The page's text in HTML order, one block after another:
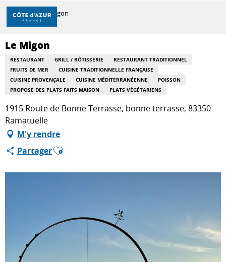
Aller
contenu
principal
DÉCOUVRIR
À FAIRE
SÉJOURNER
Accueil Le Migon
Le Migon
RESTAURANT GRILL / RÔTISSERIE
RESTAURANT TRADITIONNEL
FRUITS DE MER
CUISINE TRADITIONNELLE FRANÇAISE
CUISINE PROVENÇALE
CUISINE MÉDITERRANÉENNE
POISSON
PROPOSE DES PLATS FAITS MAISON
PLATS VÉGÉTARIENS
1915 Route de Bonne Terrasse, bonne terrasse, 83350
Ramatuelle
M'y rendre
PartagerAjouter aux favoris